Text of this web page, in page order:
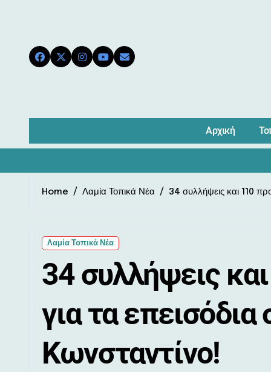
Αρχική
Home Λαμία Τοπικά Νέα 34 συλλήψεις και 110
Λαμία Τοπικά Νέα
34 συλλήψεις
για τα επεισόδια
Κωνσταντίνο!